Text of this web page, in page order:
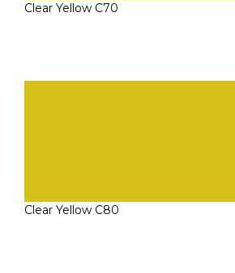
Clear Yellow C70
Clear Yellow C80